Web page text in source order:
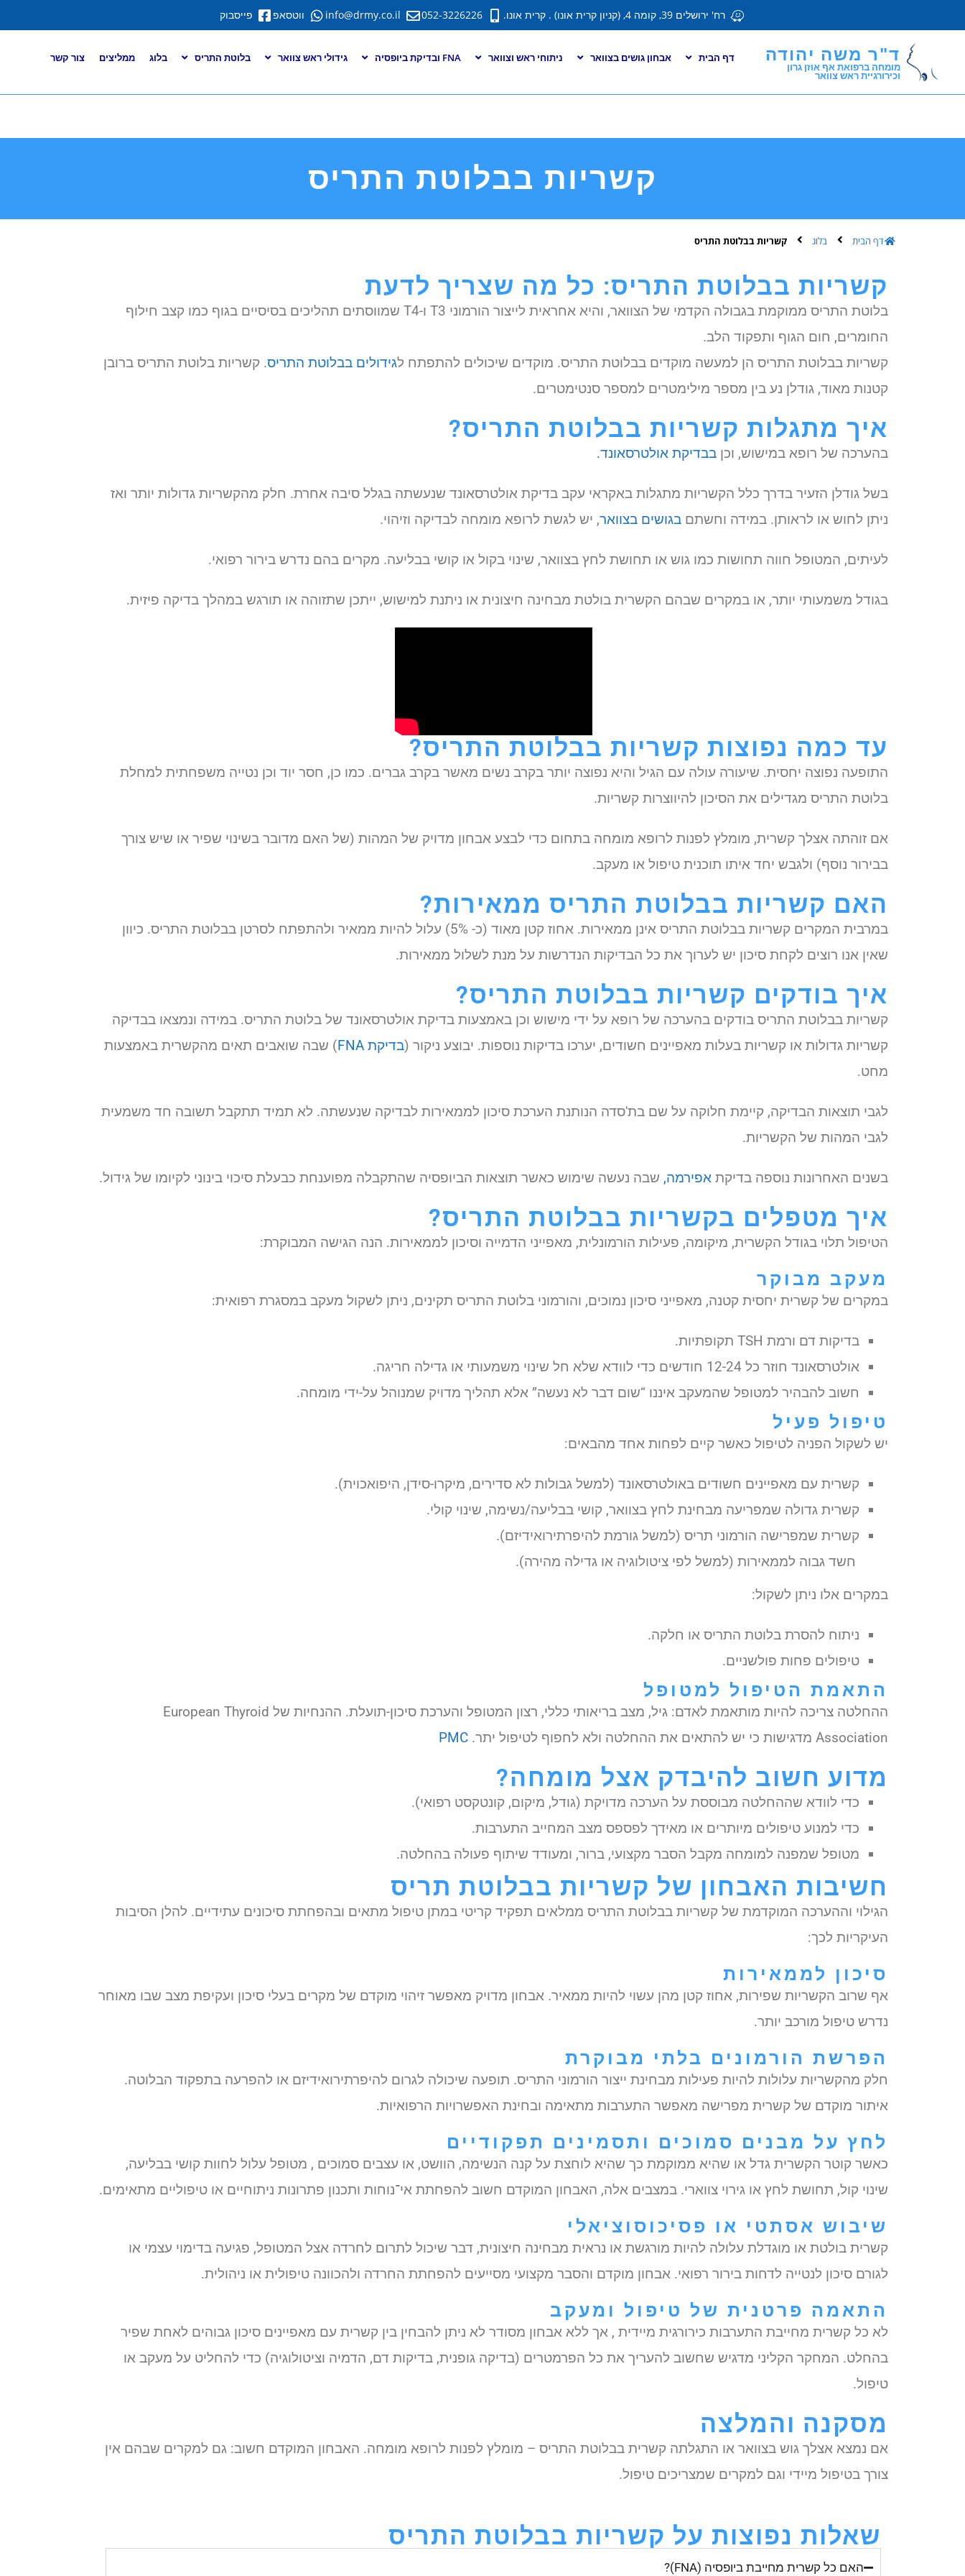
רח' ירושלים 39, קומה 4, (קניון קרית אונו) . קרית אונו. 052-3226226
info@drmy.co.il ווטסאפ פייסבוק
ד"ר משה יהודה
מומחה ברפואת אף אוזן גרון
וכירורגיית ראש צוואר
דף הבית אבחון גושים בצוואר ניתוחי ראש וצוואר FNA ובדיקת ביופסיה גידולי ראש צוואר בלוטת התריס בלוג ממליצים צור קשר
קשריות בבלוטת התריס
דף הבית בלוג קשריות בבלוטת התריס
קשריות בבלוטת התריס: כל מה שצריך לדעת
בלוטת התריס ממוקמת בגבולה הקדמי של הצוואר, והיא אחראית לייצור הורמוני T3 ו-T4 שמווסתים תהליכים בסיסיים בגוף כמו קצב חילוף
החומרים, חום הגוף ותפקוד הלב.
קשריות בבלוטת התריס הן למעשה מוקדים בבלוטת התריס. מוקדים שיכולים להתפתח לגידולים בבלוטת התריס. קשריות בלוטת התריס ברובן
קטנות מאוד, גודלן נע בין מספר מילימטרים למספר סנטימטרים.
איך מתגלות קשריות בבלוטת התריס?
בהערכה של רופא במישוש, וכן בבדיקת אולטרסאונד.
בשל גודלן הזעיר בדרך כלל הקשריות מתגלות באקראי עקב בדיקת אולטרסאונד שנעשתה בגלל סיבה אחרת. חלק מהקשריות גדולות יותר ואז
ניתן לחוש או לראותן. במידה וחשתם בגושים בצוואר, יש לגשת לרופא מומחה לבדיקה וזיהוי.
לעיתים, המטופל חווה תחושות כמו גוש או תחושת לחץ בצוואר, שינוי בקול או קושי בבליעה. מקרים בהם נדרש בירור רפואי.
בגודל משמעותי יותר, או במקרים שבהם הקשרית בולטת מבחינה חיצונית או ניתנת למישוש, ייתכן שתזוהה או תורגש במהלך בדיקה פיזית.
עד כמה נפוצות קשריות בבלוטת התריס?
התופעה נפוצה יחסית. שיעורה עולה עם הגיל והיא נפוצה יותר בקרב נשים מאשר בקרב גברים. כמו כן, חסר יוד וכן נטייה משפחתית למחלת
בלוטת התריס מגדילים את הסיכון להיווצרות קשריות.
אם זוהתה אצלך קשרית, מומלץ לפנות לרופא מומחה בתחום כדי לבצע אבחון מדויק של המהות (של האם מדובר בשינוי שפיר או שיש צורך
בבירור נוסף) ולגבש יחד איתו תוכנית טיפול או מעקב.
האם קשריות בבלוטת התריס ממאירות?
במרבית המקרים קשריות בבלוטת התריס אינן ממאירות. אחוז קטן מאוד (כ- 5%) עלול להיות ממאיר ולהתפתח לסרטן בבלוטת התריס. כיוון
שאין אנו רוצים לקחת סיכון יש לערוך את כל הבדיקות הנדרשות על מנת לשלול ממאירות.
איך בודקים קשריות בבלוטת התריס?
קשריות בבלוטת התריס בודקים בהערכה של רופא על ידי מישוש וכן באמצעות בדיקת אולטרסאונד של בלוטת התריס. במידה ונמצאו בבדיקה
קשריות גדולות או קשריות בעלות מאפיינים חשודים, יערכו בדיקות נוספות. יבוצע ניקור (בדיקת FNA
) שבה שואבים תאים מהקשרית באמצעות
מחט.
לגבי תוצאות הבדיקה, קיימת חלוקה על שם בת'סדה הנותנת הערכת סיכון לממאירות לבדיקה שנעשתה. לא תמיד תתקבל תשובה חד משמעית
לגבי המהות של הקשריות.
בשנים האחרונות נוספה בדיקת אפירמה, שבה נעשה שימוש כאשר תוצאות הביופסיה שהתקבלה מפוענחת כבעלת סיכוי בינוני לקיומו של גידול.
איך מטפלים בקשריות בבלוטת התריס?
הטיפול תלוי בגודל הקשרית, מיקומה, פעילות הורמונלית, מאפייני הדמייה וסיכון לממאירות. הנה הגישה המבוקרת:
מעקב מבוקר
במקרים של קשרית יחסית קטנה, מאפייני סיכון נמוכים, והורמוני בלוטת התריס תקינים, ניתן לשקול מעקב במסגרת רפואית:
בדיקות דם ורמת TSH תקופתיות.
אולטרסאונד חוזר כל 12-24 חודשים כדי לוודא שלא חל שינוי משמעותי או גדילה חריגה.
חשוב להבהיר למטופל שהמעקב איננו “שום דבר לא נעשה” אלא תהליך מדויק שמנוהל על-ידי מומחה.
טיפול פעיל
יש לשקול הפניה לטיפול כאשר קיים לפחות אחד מהבאים:
קשרית עם מאפיינים חשודים באולטרסאונד (למשל גבולות לא סדירים, מיקרו-סידן, היפואכוית).
קשרית גדולה שמפריעה מבחינת לחץ בצוואר, קושי בבליעה/נשימה, שינוי קולי.
קשרית שמפרישה הורמוני תריס (למשל גורמת להיפרתירואידיזם).
חשד גבוה לממאירות (למשל לפי ציטולוגיה או גדילה מהירה).
במקרים אלו ניתן לשקול:
ניתוח להסרת בלוטת התריס או חלקה.
טיפולים פחות פולשניים.
התאמת הטיפול למטופל
ההחלטה צריכה להיות מותאמת לאדם: גיל, מצב בריאותי כללי, רצון המטופל והערכת סיכון-תועלת. ההנחיות של European Thyroid
Association מדגישות כי יש להתאים את ההחלטה ולא לחפוף לטיפול יתר.
PMC
מדוע חשוב להיבדק אצל מומחה?
כדי לוודא שההחלטה מבוססת על הערכה מדויקת (גודל, מיקום, קונטקסט רפואי).
כדי למנוע טיפולים מיותרים או מאידך לפספס מצב המחייב התערבות.
מטופל שמפנה למומחה מקבל הסבר מקצועי, ברור, ומעודד שיתוף פעולה בהחלטה.
חשיבות האבחון של קשריות בבלוטת תריס
הגילוי וההערכה המוקדמת של קשריות בבלוטת התריס ממלאים תפקיד קריטי במתן טיפול מתאים ובהפחתת סיכונים עתידיים. להלן הסיבות
העיקריות לכך:
סיכון לממאירות
אף שרוב הקשריות שפירות, אחוז קטן מהן עשוי להיות ממאיר. אבחון מדויק מאפשר זיהוי מוקדם של מקרים בעלי סיכון ועקיפת מצב שבו מאוחר
נדרש טיפול מורכב יותר.
הפרשת הורמונים בלתי מבוקרת
חלק מהקשריות עלולות להיות פעילות מבחינת ייצור הורמוני התריס. תופעה שיכולה לגרום להיפרתירואידיזם או להפרעה בתפקוד הבלוטה.
איתור מוקדם של קשרית מפרישה מאפשר התערבות מתאימה ובחינת האפשרויות הרפואיות.
לחץ על מבנים סמוכים ותסמינים תפקודיים
כאשר קוטר הקשרית גדל או שהיא ממוקמת כך שהיא לוחצת על קנה הנשימה, הוושט, או עצבים סמוכים , מטופל עלול לחוות קושי בבליעה,
שינוי קול, תחושת לחץ או גירוי צווארי. במצבים אלה, האבחון המוקדם חשוב להפחתת אי־נוחות ותכנון פתרונות ניתוחיים או טיפוליים מתאימים.
שיבוש אסתטי או פסיכוסוציאלי
קשרית בולטת או מוגדלת עלולה להיות מורגשת או נראית מבחינה חיצונית, דבר שיכול לתרום לחרדה אצל המטופל, פגיעה בדימוי עצמי או
לגורם סיכון לנטייה לדחות בירור רפואי. אבחון מוקדם והסבר מקצועי מסייעים להפחתת החרדה ולהכוונה טיפולית או ניהולית.
התאמה פרטנית של טיפול ומעקב
לא כל קשרית מחייבת התערבות כירורגית מיידית , אך ללא אבחון מסודר לא ניתן להבחין בין קשרית עם מאפיינים סיכון גבוהים לאחת שפיר
בהחלט. המחקר הקליני מדגיש שחשוב להעריך את כל הפרמטרים (בדיקה גופנית, בדיקות דם, הדמיה וציטולוגיה) כדי להחליט על מעקב או
טיפול.
מסקנה והמלצה
אם נמצא אצלך גוש בצוואר או התגלתה קשרית בבלוטת התריס – מומלץ לפנות לרופא מומחה. האבחון המוקדם חשוב: גם למקרים שבהם אין
צורך בטיפול מיידי וגם למקרים שמצריכים טיפול.
שאלות נפוצות על קשריות בבלוטת התריס
האם כל קשרית מחייבת ביופסיה (FNA)?